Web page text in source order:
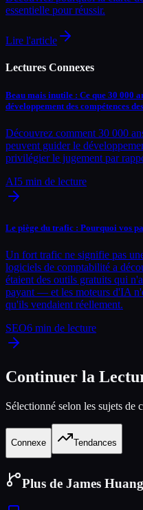
essentielle pour réussir.
Lire l'article
Lectures Connexes
Beau mais inutile : Ce que 30 000
développement des compétences
Découvrez comment 30 000
peuvent guider le
privilégier le jugement par
AI5 min de lecture
Le piège du trafic : Pourquoi vos
Un fort trafic ne signifie pas
logiciels de comptabilité a
étaient des outils gratuits qui
payant — et les moteurs d'IA
qu'ils vendaient réellement.
SEO6 min de lecture
Continuer la
Sélectionné selon les sujets de
Connexe Tendances
Plus de James Huang